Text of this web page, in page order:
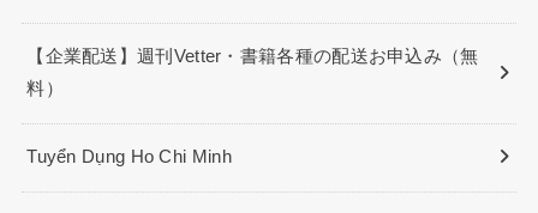
【企業配送】週刊Vetter・書籍各種の配送お申込み（無
料）
Tuyển Dụng Ho Chi Minh